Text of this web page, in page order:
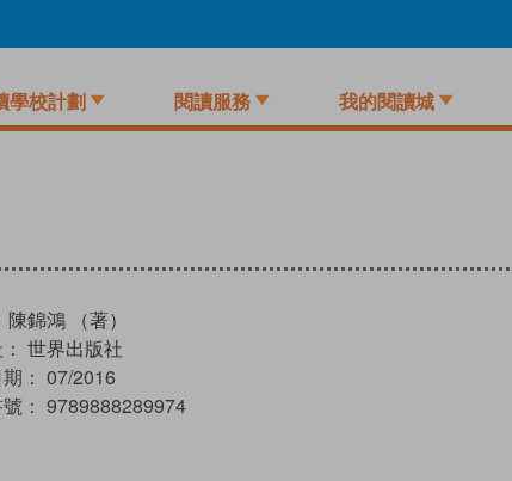
學校計劃 閱讀服務 我的閱讀城
陳錦鴻 （著）
世界出版社
： 07/2016
： 9789888289974